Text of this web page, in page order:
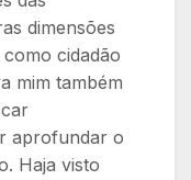
dimensões
cidadão
mim também
aprofundar o
Haja visto